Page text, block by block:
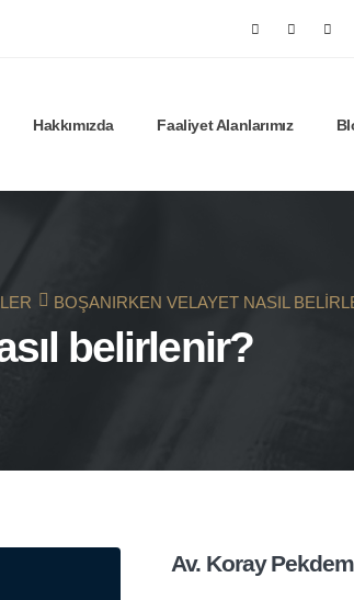
Hakkımızda Faaliyet Alanlarımız
BOŞANIRKEN VELAYET NASIL
belirlenir?
Av. Koray